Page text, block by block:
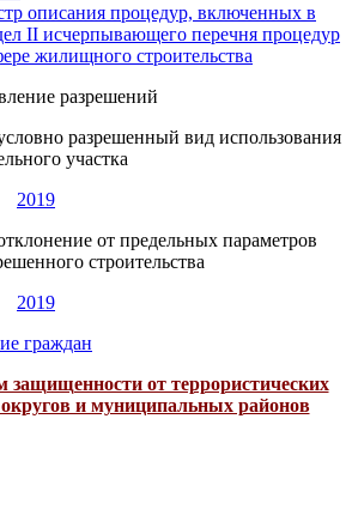
описания процедур, включенных в
II исчерпывающего перечня процедур
жилищного строительства
разрешений
разрешенный вид использования
участка
2019
от предельных параметров
строительства
2019
граждан
защищенности от террористических
округов и муниципальных районов